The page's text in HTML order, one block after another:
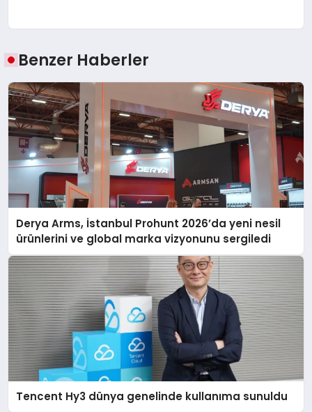
Benzer Haberler
Derya Arms, İstanbul Prohunt 2026’da yeni nesil
ürünlerini ve global marka vizyonunu sergiledi
Tencent Hy3 dünya genelinde kullanıma sunuldu